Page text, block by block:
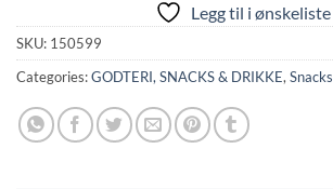
Legg til i ønskeliste
SKU: 150599
Categories:GODTERI, SNACKS & DRIKKE, Snacks